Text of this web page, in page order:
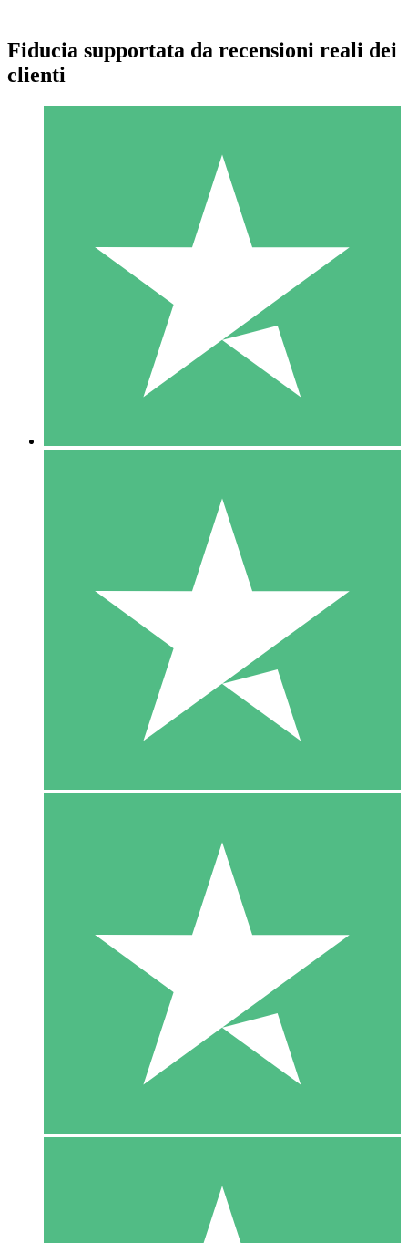
Pacchetti di Crediti Individuali
Paga a consumo con crediti di download. Nessun impegno
1 Download
10
US$1500
10 Download
20
Fiducia supportata da recensioni reali dei
clienti